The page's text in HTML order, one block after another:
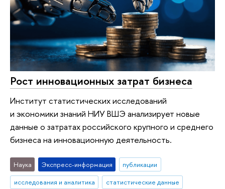
Рост инновационных затрат бизнеса
Институт статистических исследований
и экономики знаний НИУ ВШЭ анализирует новые
данные о затратах российского крупного и среднего
бизнеса на инновационную деятельность.
Наука Экспресс-информация
публикации
исследования и аналитика
статистические данные